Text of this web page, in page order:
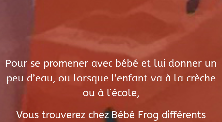
Pour se promener avec bébé et lui donner un
peu d’eau, ou lorsque l’enfant va à la crèche
ou à l’école,
Vous trouverez chez Bébé Frog différents